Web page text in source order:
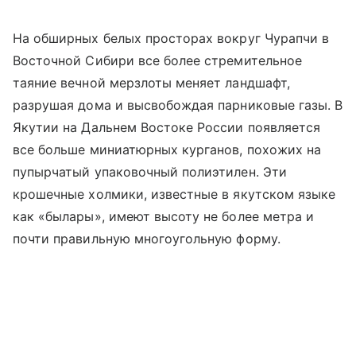
На обширных белых просторах вокруг Чурапчи в
Восточной Сибири все более стремительное
таяние вечной мерзлоты меняет ландшафт,
разрушая дома и высвобождая парниковые газы. В
Якутии на Дальнем Востоке России появляется
все больше миниатюрных курганов, похожих на
пупырчатый упаковочный полиэтилен. Эти
крошечные холмики, известные в якутском языке
как «былары», имеют высоту не более метра и
почти правильную многоугольную форму.